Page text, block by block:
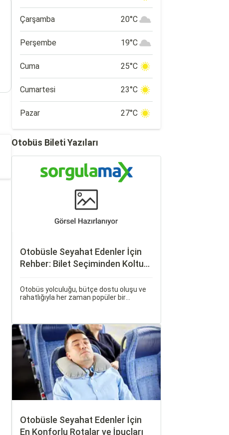
Çarşamba 20°C
Perşembe 19°C
Cuma 25°C
Cumartesi 23°C
Pazar 27°C
Otobüs Bileti Yazıları
Otobüsle Seyahat Edenler İçin
Rehber: Bilet Seçiminden Koltuk
Otobüs yolculuğu, bütçe dostu oluşu ve
rahatlığıyla her zaman popüler bir
püf noktası bulunuyor.
Otobüsle Seyahat Edenler İçin
En Konforlu Rotalar ve İpuçları